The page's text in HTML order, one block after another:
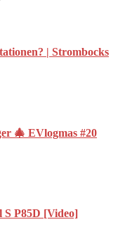
| Strombocks
🎄 EVlogmas #20
S P85D [Video]